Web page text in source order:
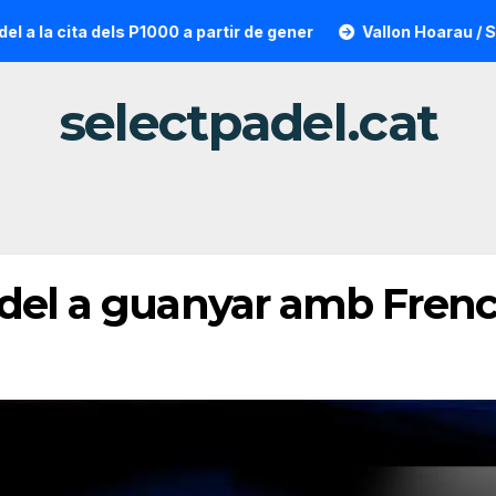
dels P1000 a partir de gener Vallon Hoarau / Saintot:
selectpadel.cat
a guanyar amb